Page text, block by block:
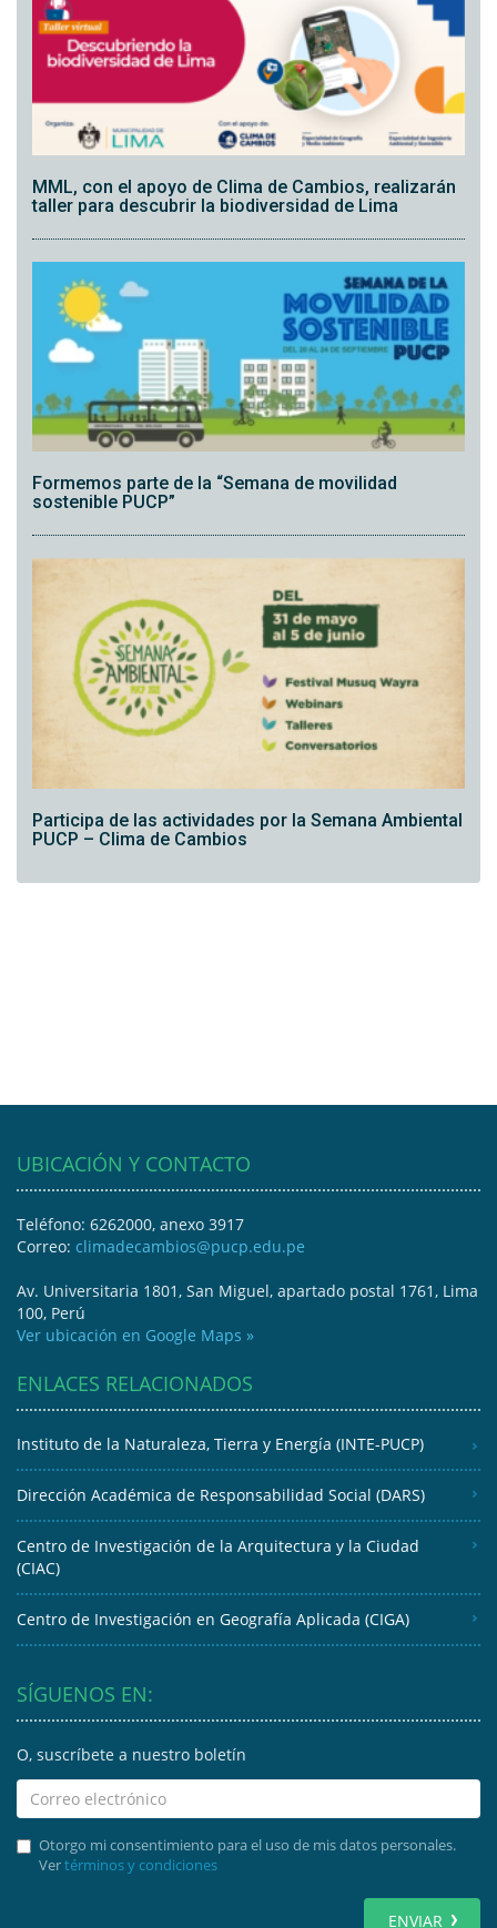
MML, con el apoyo de Clima de Cambios, realizarán
taller para descubrir la biodiversidad de Lima
Formemos parte de la “Semana de movilidad
sostenible PUCP”
Participa de las actividades por la Semana Ambiental
PUCP – Clima de Cambios
UBICACIÓN Y CONTACTO
Teléfono: 6262000, anexo 3917
Correo: climadecambios@pucp.edu.pe
Av. Universitaria 1801, San Miguel, apartado postal 1761, Lima
100, Perú
Ver ubicación en Google Maps »
ENLACES RELACIONADOS
Instituto de la Naturaleza, Tierra y Energía (INTE-PUCP)
Dirección Académica de Responsabilidad Social (DARS)
Centro de Investigación de la Arquitectura y la Ciudad
(CIAC)
Centro de Investigación en Geografía Aplicada (CIGA)
SÍGUENOS EN:
O, suscríbete a nuestro boletín
Otorgo mi consentimiento para el uso de mis datos personales.
Vertérminos y condiciones
ENVIAR